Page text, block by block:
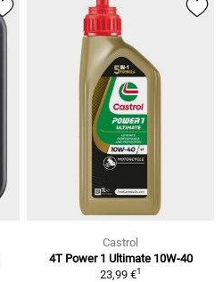
Castrol
4T Power 1 Ultimate 10W-40
23,99 €1